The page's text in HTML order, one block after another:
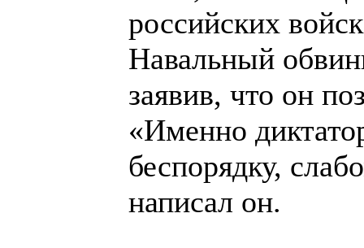
российских
Навальный
заявив, что он
«Именно
беспорядку,
написал он.